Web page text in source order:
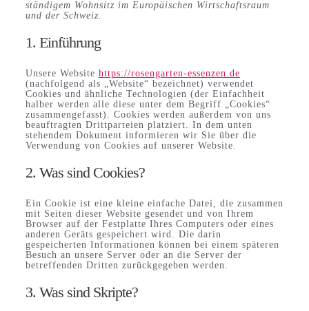
ständigem Wohnsitz im Europäischen Wirtschaftsraum
und der Schweiz.
1. Einführung
Unsere Website https://rosengarten-essenzen.de
(nachfolgend als „Website“ bezeichnet) verwendet
Cookies und ähnliche Technologien (der Einfachheit
halber werden alle diese unter dem Begriff „Cookies“
zusammengefasst). Cookies werden außerdem von uns
beauftragten Drittparteien platziert. In dem unten
stehendem Dokument informieren wir Sie über die
Verwendung von Cookies auf unserer Website.
2. Was sind Cookies?
Ein Cookie ist eine kleine einfache Datei, die zusammen
mit Seiten dieser Website gesendet und von Ihrem
Browser auf der Festplatte Ihres Computers oder eines
anderen Geräts gespeichert wird. Die darin
gespeicherten Informationen können bei einem späteren
Besuch an unsere Server oder an die Server der
betreffenden Dritten zurückgegeben werden.
3. Was sind Skripte?